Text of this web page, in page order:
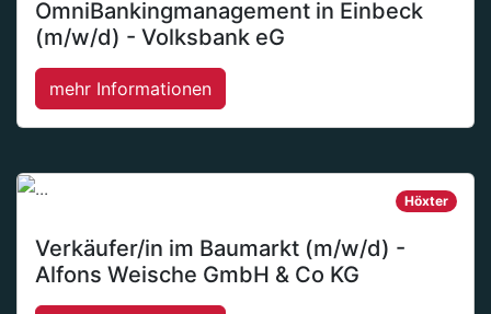
OmniBankingmanagement in Einbeck
(m/w/d) - Volksbank eG
mehr Informationen
Verkäufer/in im Baumarkt (m/w/d) -
Alfons Weische GmbH & Co KG
Höxter